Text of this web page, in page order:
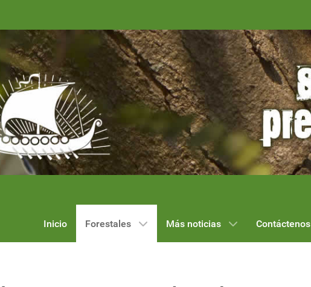
Inicio Forestales Más noticias Contáctenos